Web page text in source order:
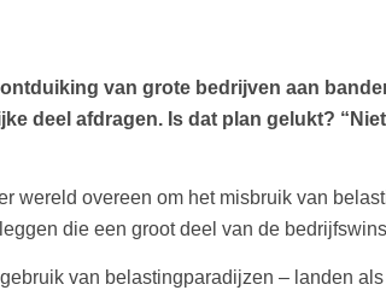
van grote bedrijven aan
deel afdragen. Is dat plan gelukt?
wereld overeen om het misbruik van
die een groot deel van de
van belastingparadijzen – landen